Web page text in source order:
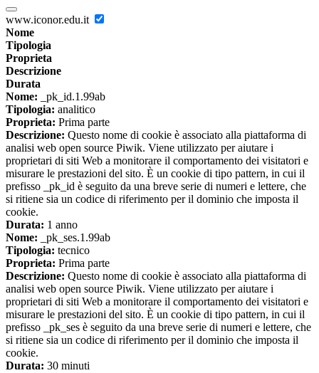
www.iconor.edu.it
Nome
Tipologia
Proprieta
Descrizione
Durata
Nome: _pk_id.1.99ab
Tipologia: analitico
Proprieta: Prima parte
Descrizione: Questo nome di cookie è associato alla piattaforma di
analisi web open source Piwik. Viene utilizzato per aiutare i
proprietari di siti Web a monitorare il comportamento dei visitatori e
misurare le prestazioni del sito. È un cookie di tipo pattern, in cui il
prefisso _pk_id è seguito da una breve serie di numeri e lettere, che
si ritiene sia un codice di riferimento per il dominio che imposta il
cookie.
Durata: 1 anno
Nome: _pk_ses.1.99ab
Tipologia: tecnico
Proprieta: Prima parte
Descrizione: Questo nome di cookie è associato alla piattaforma di
analisi web open source Piwik. Viene utilizzato per aiutare i
proprietari di siti Web a monitorare il comportamento dei visitatori e
misurare le prestazioni del sito. È un cookie di tipo pattern, in cui il
prefisso _pk_ses è seguito da una breve serie di numeri e lettere, che
si ritiene sia un codice di riferimento per il dominio che imposta il
cookie.
Durata: 30 minuti